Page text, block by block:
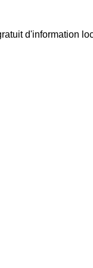
d'information